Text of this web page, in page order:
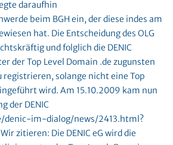
daraufhin
beim BGH ein, der diese indes am
hat. Die Entscheidung des OLG
und folglich die DENIC
der Top Level Domain .de zugunsten
registrieren, solange nicht eine Top
wird. Am 15.10.2009 kam nun
der DENIC
denic-im-dialog/news/2413.html?
zitieren: Die DENIC eG wird die